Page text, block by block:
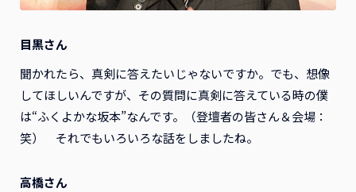
目黒さん
聞かれたら、真剣に答えたいじゃないですか。でも、想像
してほしいんですが、その質問に真剣に答えている時の僕
は“ふくよかな坂本”なんです。（登壇者の皆さん＆会場：
笑） それでもいろいろな話をしましたね。
高橋さん